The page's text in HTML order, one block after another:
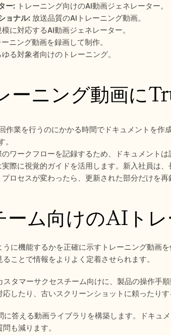
ー: トレーニング向けのAI動画ジェネレーター。
ョナル: 放送品質のAIトレーニング動画。
に対応するAI動画ジェネレーター。
ニング動画を録画して制作。
る対象者向けのトレーニング。
ーニング動画に
作業を行うのにかかる時間でドキュメントを作
ワークフローを記録するため、ドキュメント
際に視覚的ガイドを活用します。新入社員は、
プロセスが変わったら、更新された部分だけを再
ーム向けのAIト
うに機能するかを正確に示すトレーニング動画
ことで情報をよりよく定着させられます。
スタマーサクセスチーム向けに、製品の操作手
したり、古いスクリーンショットに頼ったりす
に答える動画ライブラリを構築します。ドキュ
も減ります。